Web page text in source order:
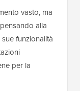
vasto, ma
alla
funzionalità
per la